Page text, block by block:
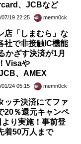
、JCBなど
07/19 22:25 memn0ck
店「しまむら」な
社で非接触IC機能
かざす決済が1月
Visaや
、AMEX
01/24 05:15 memn0ck
ッチ決済にてファ
20％還元キャンペ
り実施！事前登
着50万人まで